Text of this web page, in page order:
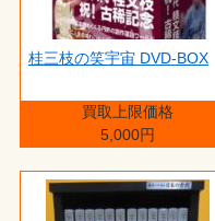
桂三枝の笑宇宙 DVD-BOX
買取上限価格
5,000円